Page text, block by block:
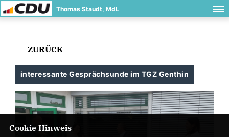
Thomas Staudt, MdL
ZURÜCK
interessante Gesprächsunde im TGZ Genthin
Cookie Hinweis